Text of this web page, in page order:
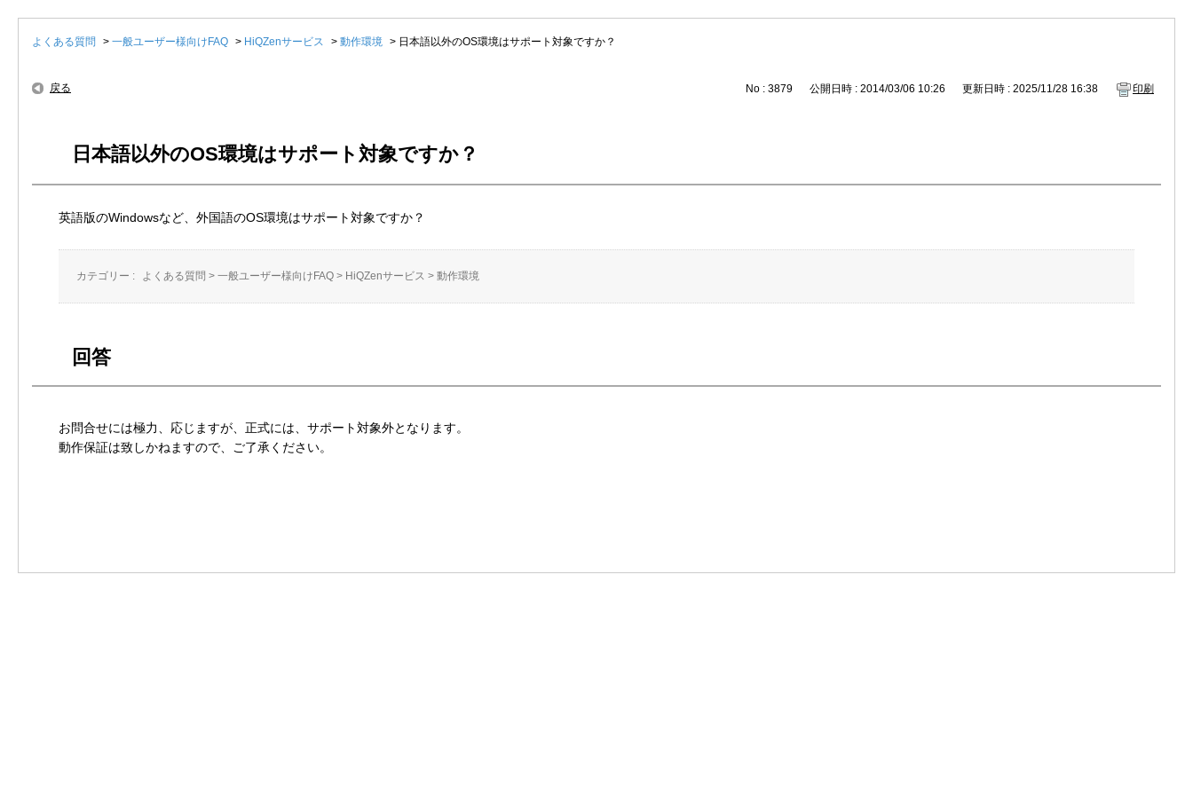
よくある質問 > 一般ユーザー様向けFAQ > HiQZenサービス > 動作環境 > 日本語以外のOS環境はサポート対象ですか？
戻る No : 3879 公開日時 : 2014/03/06 10:26 更新日時 : 2025/11/28 16:38 印刷
日本語以外のOS環境はサポート対象ですか？
英語版のWindowsなど、外国語のOS環境はサポート対象ですか？
カテゴリー : よくある質問 > 一般ユーザー様向けFAQ > HiQZenサービス > 動作環境
回答
お問合せには極力、応じますが、正式には、サポート対象外となります。
動作保証は致しかねますので、ご了承ください。